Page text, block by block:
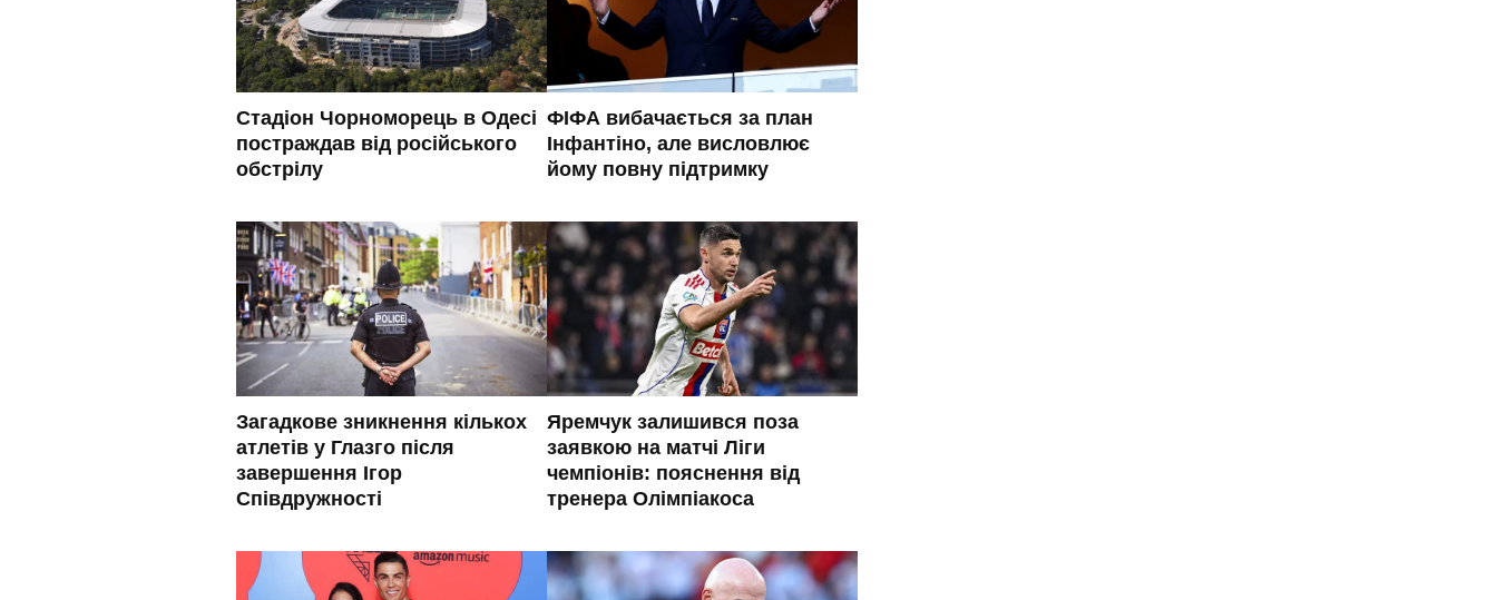
Стадіон Чорноморець в Одесі
постраждав від російського
обстрілу
ФІФА вибачається за план
Інфантіно, але висловлює
йому повну підтримку
Загадкове зникнення кількох
атлетів у Глазго після
завершення Ігор
Співдружності
Яремчук залишився поза
заявкою на матчі Ліги
чемпіонів: пояснення від
тренера Олімпіакоса